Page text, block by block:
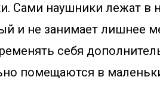
Сами наушники лежат в
и не занимает лишнее
себя
помещаются в